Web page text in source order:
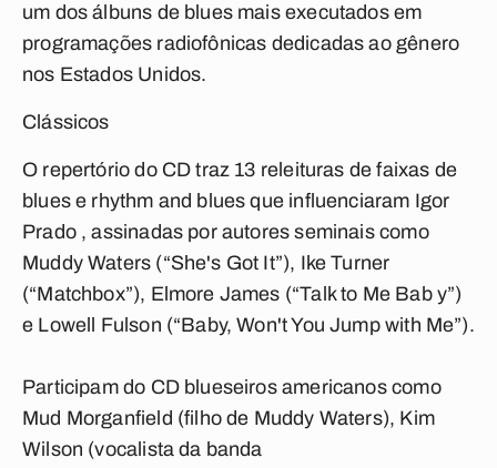
um dos álbuns de blues mais executados em
programações radiofônicas dedicadas ao gênero
nos Estados Unidos.
Clássicos
O repertório do CD traz 13 releituras de faixas de
blues e rhythm and blues que influenciaram Igor
Prado , assinadas por autores seminais como
Muddy Waters (“She's Got It”), Ike Turner
(“Matchbox”), Elmore James (“Talk to Me Bab y”)
e Lowell Fulson (“Baby, Won't You Jump with Me”).
Participam do CD blueseiros americanos como
Mud Morganfield (filho de Muddy Waters), Kim
Wilson (vocalista da banda